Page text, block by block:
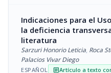
Indicaciones para el
la deficiencia
literatura
Sarzuri Honorio Leticia, Roca
Palacios Vivar Diego
ESPAÑOL articleArtículo a texto